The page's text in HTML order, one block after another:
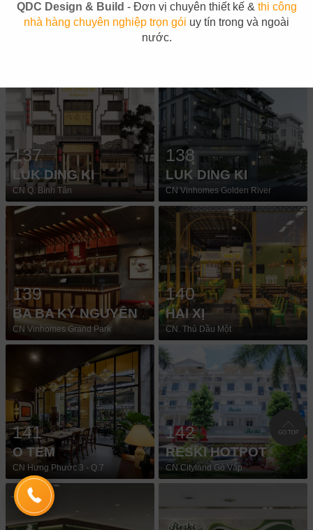
QDC Design & Build - Đơn vị chuyên thiết kế & thi công
nhà hàng chuyên nghiệp trọn gói uy tín trong và ngoài
nước.
135 136
YUE QIAN HUI
137
LUK DING KI
CN Q. Bình Tân
138
LUK DING KI
CN Vinhomes Golden River
139
BA BA KỶ NGUYÊN
CN Vinhomes Grand Park
140
HAI XỊ
CN. Thủ Dầu Một
141
O TEM
CN Hưng Phước 3 - Q.7
142
RESKI HOTPOT
CN Cityland Gò Vấp